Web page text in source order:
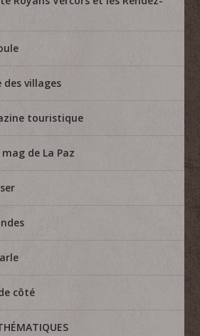
des villages
touristique
de La Paz
côté